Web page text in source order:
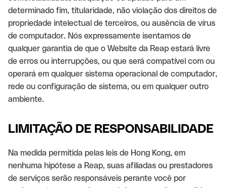
determinado fim, titularidade, não violação dos direitos de
propriedade intelectual de terceiros, ou ausência de vírus
de computador. Nós expressamente isentamos de
qualquer garantia de que o Website da Reap estará livre
de erros ou interrupções, ou que será compatível com ou
operará em qualquer sistema operacional de computador,
rede ou configuração de sistema, ou em qualquer outro
ambiente.
LIMITAÇÃO DE RESPONSABILIDADE
Na medida permitida pelas leis de Hong Kong, em
nenhuma hipótese a Reap, suas afiliadas ou prestadores
de serviços serão responsáveis perante você por